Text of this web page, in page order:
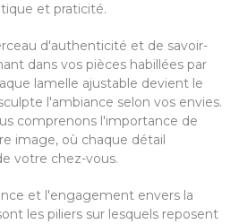
et praticité.
d'authenticité et de savoir-
dans vos pièces habillées par
lamelle ajustable devient le
l'ambiance selon vos envies.
comprenons l'importance de
image, où chaque détail
votre chez-vous.
et l'engagement envers la
les piliers sur lesquels reposent